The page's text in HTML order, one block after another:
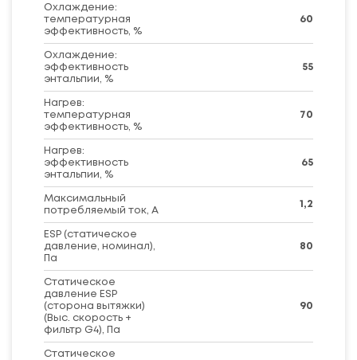
Охлаждение:
температурная
эффективность, %
60
Охлаждение:
эффективность
энтальпии, %
55
Нагрев:
температурная
эффективность, %
70
Нагрев:
эффективность
энтальпии, %
65
Максимальный
потребляемый ток, А
1,2
ESP (статическое
давление, номинал),
Па
80
Статическое
давление ESP
(сторона вытяжки)
(Выс. скорость +
фильтр G4), Па
90
Статическое